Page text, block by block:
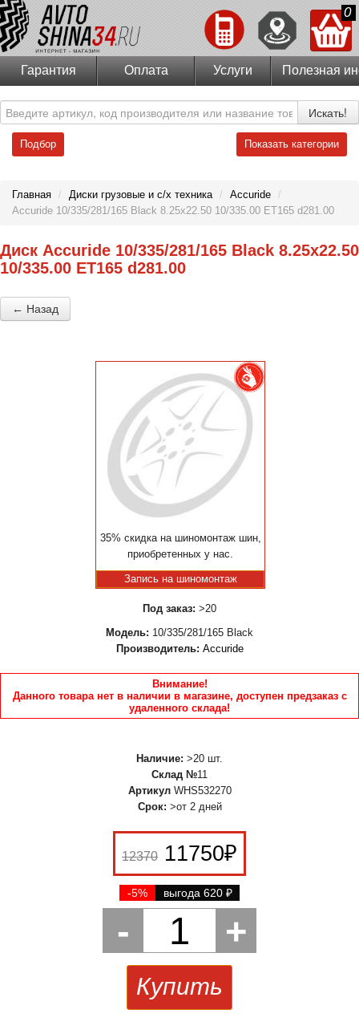
0
Гарантия Оплата Услуги Полезная
Искать!
Подбор Показать категории
Главная / Диски грузовые и с/х техника / Accuride /
Accuride 10/335/281/165 Black 8.25x22.50 10/335.00 ET165 d281.00
Диск Accuride 10/335/281/165 Black 8.25x22.50
10/335.00 ET165 d281.00
← Назад
35% скидка на шиномонтаж шин,
приобретенных у нас.
Запись на шиномонтаж
Под заказ: >20
Модель: 10/335/281/165 Black
Производитель: Accuride
Внимание!
Данного товара нет в наличии в магазине, доступен предзаказ с
удаленного склада!
Наличие: >20 шт.
Склад №11
Артикул WHS532270
Срок: >от 2 дней
12370 11750₽
-5% выгода 620 ₽
- 1 +
Купить